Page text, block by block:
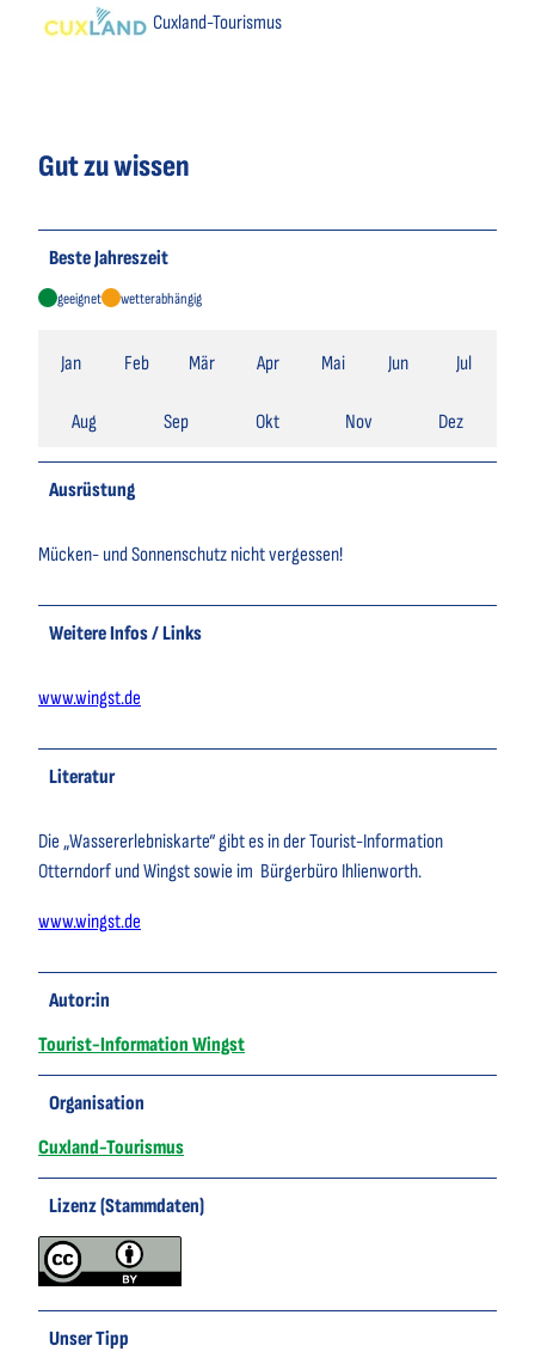
Cuxland-Tourismus
Gut zu wissen
Beste Jahreszeit
geeignet wetterabhängig
Jan Feb Mär Apr Mai Jun Jul
Aug Sep Okt Nov Dez
Ausrüstung
Mücken- und Sonnenschutz nicht vergessen!
Weitere Infos / Links
www.wingst.de
Literatur
Die „Wassererlebniskarte“ gibt es in der Tourist-Information
Otterndorf und Wingst sowie im Bürgerbüro Ihlienworth.
www.wingst.de
Autor:in
Tourist-Information Wingst
Organisation
Cuxland-Tourismus
Lizenz (Stammdaten)
Unser Tipp